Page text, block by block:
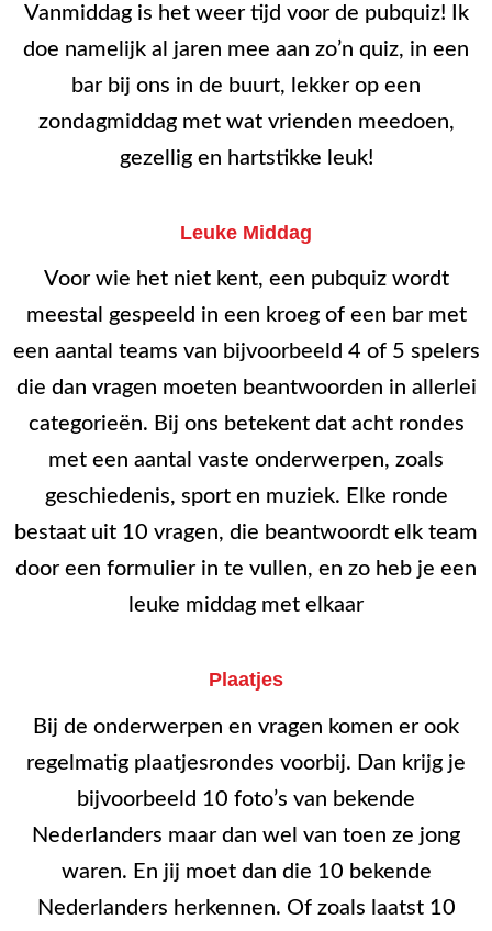
Vanmiddag is het weer tijd voor de pubquiz! Ik
doe namelijk al jaren mee aan zo’n quiz, in een
bar bij ons in de buurt, lekker op een
zondagmiddag met wat vrienden meedoen,
gezellig en hartstikke leuk!
Leuke Middag
Voor wie het niet kent, een pubquiz wordt
meestal gespeeld in een kroeg of een bar met
een aantal teams van bijvoorbeeld 4 of 5 spelers
die dan vragen moeten beantwoorden in allerlei
categorieën. Bij ons betekent dat acht rondes
met een aantal vaste onderwerpen, zoals
geschiedenis, sport en muziek. Elke ronde
bestaat uit 10 vragen, die beantwoordt elk team
door een formulier in te vullen, en zo heb je een
leuke middag met elkaar
Plaatjes
Bij de onderwerpen en vragen komen er ook
regelmatig plaatjesrondes voorbij. Dan krijg je
bijvoorbeeld 10 foto’s van bekende
Nederlanders maar dan wel van toen ze jong
waren. En jij moet dan die 10 bekende
Nederlanders herkennen. Of zoals laatst 10